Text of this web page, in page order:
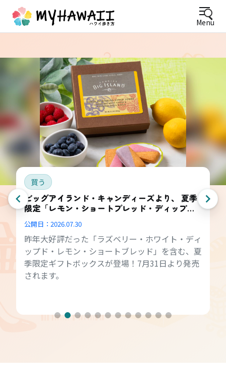
Menu
買う
ビッグアイランド・キャンディーズより、 夏季
限定「レモン・ショートブレッド・ディップ
公開日： 2026.07.30
昨年大好評だった「ラズベリー・ホワイト・ディ
ップド・レモン・ショートブレッド」を含む、夏
季限定ギフトボックスが登場！7月31日より発売
されます。